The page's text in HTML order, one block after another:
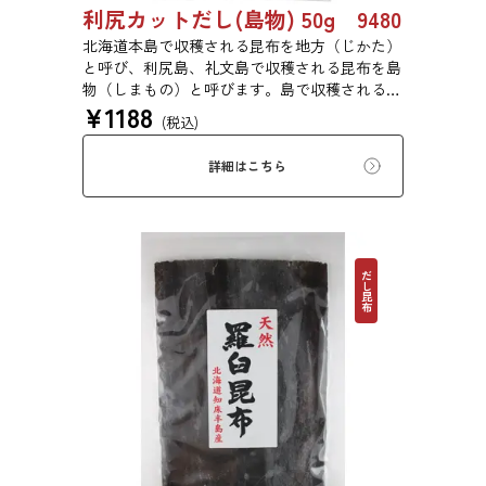
利尻カットだし(島物) 50g 9480
北海道本島で収穫される昆布を地方（じかた）
と呼び、利尻島、礼文島で収穫される昆布を島
物（しまもの）と呼びます。島で収穫される昆
布は収穫量が少なく大変貴重なもので、その多
くは御本山のお台所や京都の有名料亭で使われ
¥1188 (税込)
詳細はこちら
だし昆布